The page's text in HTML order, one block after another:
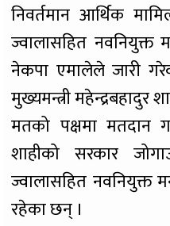
निवर्तमान आर्थिक
ज्वालासहित नवनियुक्त
नेकपा एमालेले जारी
मुख्यमन्त्री महेन्द्रबहादुर
मतको पक्षमा मतदान
शाहीको सरकार
ज्वालासहित नवनियुक्त
रहेका छन् ।